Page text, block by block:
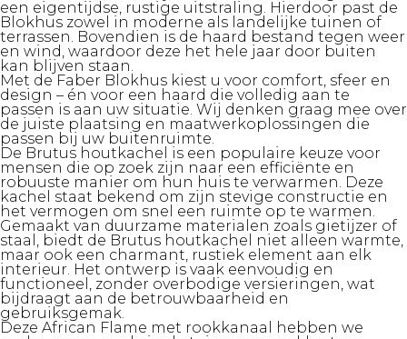
een eigentijdse, rustige uitstraling. Hierdoor past de
Blokhus zowel in moderne als landelijke tuinen of
terrassen. Bovendien is de haard bestand tegen weer
en wind, waardoor deze het hele jaar door buiten
kan blijven staan.
Met de Faber Blokhus kiest u voor comfort, sfeer en
design – én voor een haard die volledig aan te
passen is aan uw situatie. Wij denken graag mee over
de juiste plaatsing en maatwerkoplossingen die
passen bij uw buitenruimte.
De Brutus houtkachel is een populaire keuze voor
mensen die op zoek zijn naar een efficiënte en
robuuste manier om hun huis te verwarmen. Deze
kachel staat bekend om zijn stevige constructie en
het vermogen om snel een ruimte op te warmen.
Gemaakt van duurzame materialen zoals gietijzer of
staal, biedt de Brutus houtkachel niet alleen warmte,
maar ook een charmant, rustiek element aan elk
interieur. Het ontwerp is vaak eenvoudig en
functioneel, zonder overbodige versieringen, wat
bijdraagt aan de betrouwbaarheid en
gebruiksgemak.
Deze African Flame met rookkanaal hebben we